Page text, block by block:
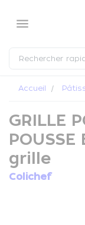
menu
Accueil
GRILLE
POUSSE
grille
Colichef